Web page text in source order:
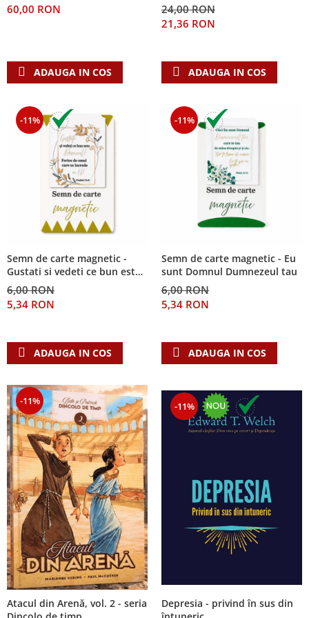
Teologie
Dogmatica
Misiune
Viata crestina
Contemporaneitate
Devotional
Lupta Spirituala
Schimbarea caracterului
Suferinta
Viata din belsug
Viata de zi cu zi
Despre afaceri
Leadership
Mediu
Sanatate / nutritie
60,00 RON
ADAUGA IN COS
24,00 RON
21,36 RON
ADAUGA IN COS
-11%
Semn de carte magnetic -
Gustati si vedeti ce bun este
Domnul!
6,00 RON
5,34 RON
ADAUGA IN COS
-11%
Semn de carte magnetic - Eu
sunt Domnul Dumnezeul tau
6,00 RON
5,34 RON
ADAUGA IN COS
-11%
Atacul din Arenă, vol. 2 - seria
-11%
Depresia - privind în sus din